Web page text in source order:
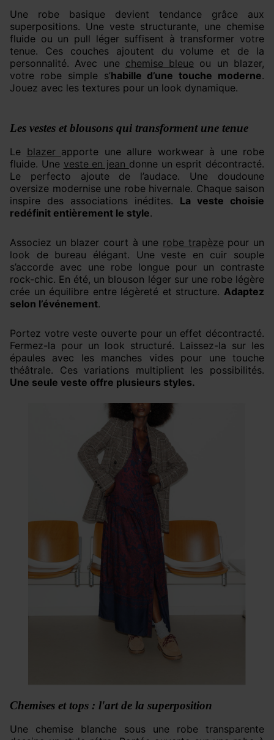
Une robe basique devient tendance grâce aux
superpositions. Une veste structurante, une chemise
fluide ou un pull léger suffisent à transformer votre
tenue. Ces couches ajoutent du volume et de la
personnalité. Avec une chemise bleue ou un blazer,
votre robe simple s’habille d’une touche moderne.
Jouez avec les textures pour un look dynamique.
Les vestes et blousons qui transforment une tenue
Le blazer apporte une allure workwear à une robe
fluide. Une veste en jean donne un esprit décontracté.
Le perfecto ajoute de l’audace. Une doudoune
oversize modernise une robe hivernale. Chaque saison
inspire des associations inédites. La veste choisie
redéfinit entièrement le style.
Associez un blazer court à une robe trapèzepour un
look de bureau élégant. Une veste en cuir souple
s’accorde avec une robe longue pour un contraste
rock-chic. En été, un blouson léger sur une robe légère
crée un équilibre entre légèreté et structure. Adaptez
selon l’événement.
Portez votre veste ouverte pour un effet décontracté.
Fermez-la pour un look structuré. Laissez-la sur les
épaules avec les manches vides pour une touche
théâtrale. Ces variations multiplient les possibilités.
Une seule veste offre plusieurs styles.
Chemises et tops : l'art de la superposition
Une chemise blanche sous une robe transparente